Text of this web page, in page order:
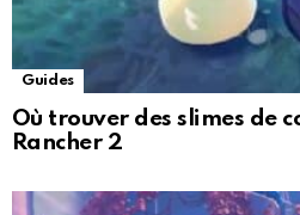
Guides
Où trouver des slimes de
Rancher 2